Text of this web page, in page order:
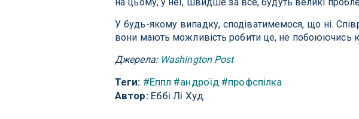
на цьому, у неї, швидше за все, будуть великі
У будь-якому випадку, сподіватимемося, що ні.
вони мають можливість робити це, не побоюючись
Джерела: Washington Post
Теги: #Еппл #андроїд #профспілка
Автор:Еббі Лі Худ